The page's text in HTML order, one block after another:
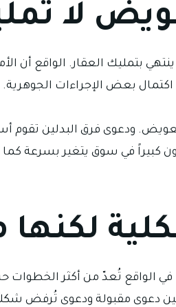
لا
بتمليك العقار. الواقع أن
بعض الإجراءات الجوهرية.
ودعوى فرق البدلين تقوم
كبيراً في سوق يتغير بسرعة
لكنها
الواقع تُعدّ من أكثر الخطوات
بين دعوى مقبولة ودعوى تُرفض